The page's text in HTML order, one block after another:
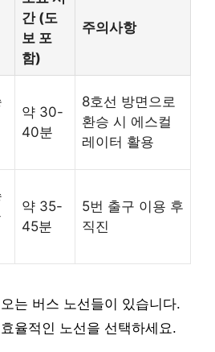
간 (도
보 포
함)
주의사항
약 30-
40분
8호선 방면으로
환승 시 에스컬
레이터 활용
약 35-
45분
5번 출구 이용 후
직진
는 버스 노선들이 있습니다.
율적인 노선을 선택하세요.